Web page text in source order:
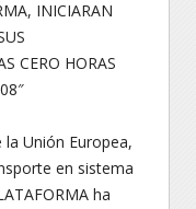
INICIARAN
CERO HORAS
Unión Europea,
en sistema
ha